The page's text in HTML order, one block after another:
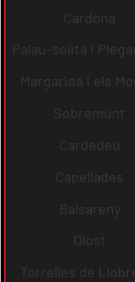
Cardona
Palau-solità i
Margarida i els
Sobremunt
Cardedeu
Capellades
Balsareny
Olost
Torrelles de